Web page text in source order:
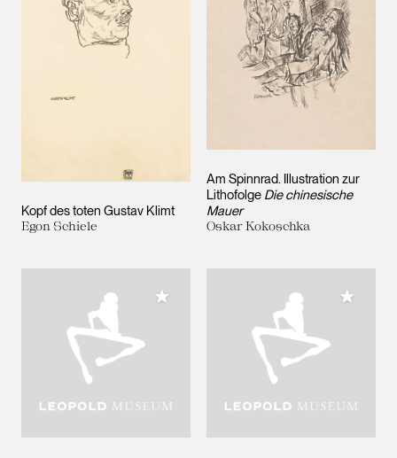
Kopf des toten Gustav Klimt
Egon Schiele
Am Spinnrad. Illustration zur
Lithofolge Die chinesische
Mauer
Oskar Kokoschka
Meiner Sammlung hinzufügen Meiner